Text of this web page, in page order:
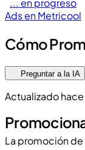
... en progreso
Ads en Metricool
Cómo
Preguntar a la IA
Actualizado
La promoción